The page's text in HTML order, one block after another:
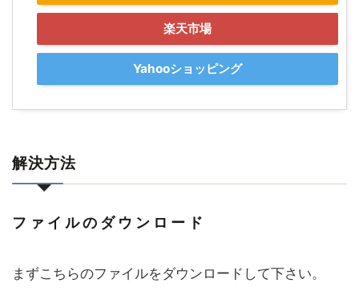
楽天市場
Yahooショッピング
解決方法
ファイルのダウンロード
まずこちらのファイルをダウンロードして下さい。